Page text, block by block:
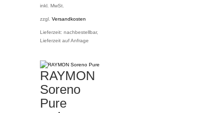
inkl. MwSt.
zzgl. Versandkosten
Lieferzeit: nachbestellbar,
Lieferzeit auf Anfrage
RAYMON
Soreno
Pure